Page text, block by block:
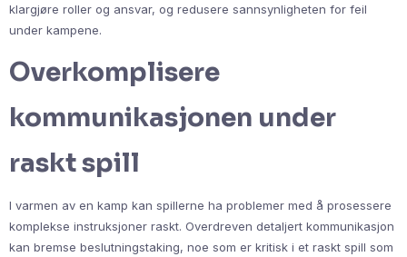
klargjøre roller og ansvar, og redusere sannsynligheten for feil
under kampene.
Overkomplisere
kommunikasjonen under
raskt spill
I varmen av en kamp kan spillerne ha problemer med å prosessere
komplekse instruksjoner raskt. Overdreven detaljert kommunikasjon
kan bremse beslutningstaking, noe som er kritisk i et raskt spill som